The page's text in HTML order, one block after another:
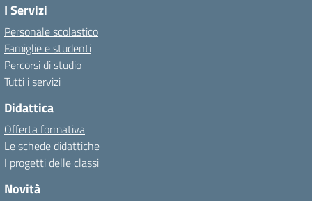
I Servizi
Personale scolastico
Famiglie e studenti
Percorsi di studio
Tutti i servizi
Didattica
Offerta formativa
Le schede didattiche
I progetti delle classi
Novità